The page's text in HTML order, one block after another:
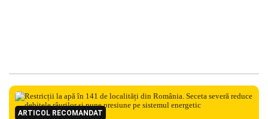
ARTICOL RECOMANDAT